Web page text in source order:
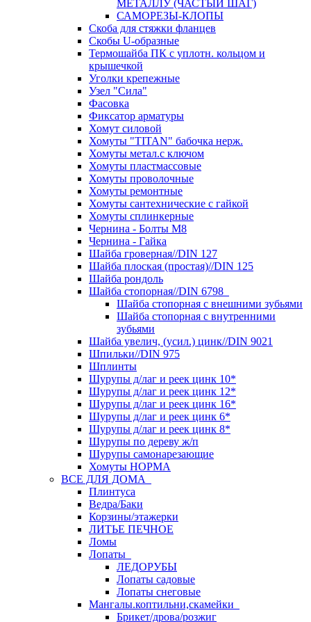
МЕТАЛЛУ (ЧАСТЫЙ ШАГ)
САМОРЕЗЫ-КЛОПЫ
Скоба для стяжки фланцев
Скобы U-образные
Термошайба ПК с уплотн. кольцом и
крышечкой
Уголки крепежные
Узел "Сила"
Фасовка
Фиксатор арматуры
Хомут силовой
Хомуты "TITAN" бабочка нерж.
Хомуты метал.с ключом
Хомуты пластмассовые
Хомуты проволочные
Хомуты ремонтные
Хомуты сантехнические с гайкой
Хомуты сплинкерные
Чернина - Болты М8
Чернина - Гайка
Шайба гроверная//DIN 127
Шайба плоская (простая)//DIN 125
Шайба рондоль
Шайба стопорная//DIN 6798
Шайба стопорная с внешними зубьями
Шайба стопорная с внутренними
зубьями
Шайба увелич, (усил.) цинк//DIN 9021
Шпильки//DIN 975
Шплинты
Шурупы д/лаг и реек цинк 10*
Шурупы д/лаг и реек цинк 12*
Шурупы д/лаг и реек цинк 16*
Шурупы д/лаг и реек цинк 6*
Шурупы д/лаг и реек цинк 8*
Шурупы по дереву ж/п
Шурупы самонарезающие
Хомуты НОРМА
ВСЕ ДЛЯ ДОМА
Плинтуса
Ведра/Баки
Корзины/этажерки
ЛИТЬЕ ПЕЧНОЕ
Ломы
Лопаты
ЛЕДОРУБЫ
Лопаты садовые
Лопаты снеговые
Мангалы.коптильни,скамейки
Брикет/дрова/розжиг